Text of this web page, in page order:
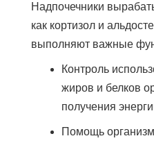
Надпочечники
как кортизол и
выполняют важные
Контроль
жиров и белков
получения
Помощь